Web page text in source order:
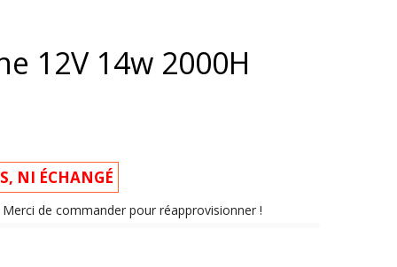
12V 14w 2000H
NI ÉCHANGÉ
de commander pour réapprovisionner !